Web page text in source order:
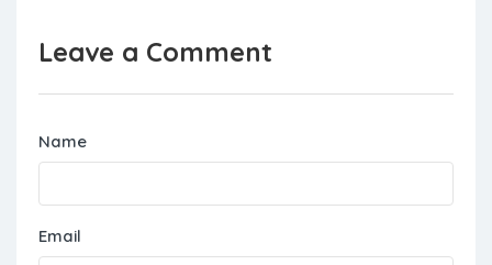
Leave a Comment
Name
Email